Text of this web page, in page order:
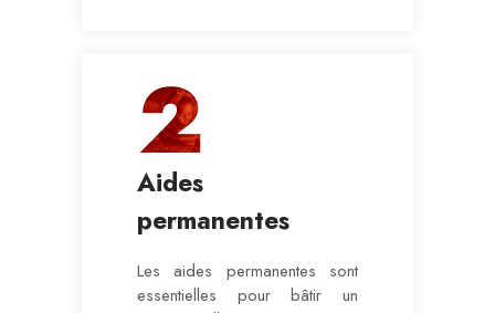
Aides
permanentes
Les aides permanentes sont
essentielles pour bâtir un